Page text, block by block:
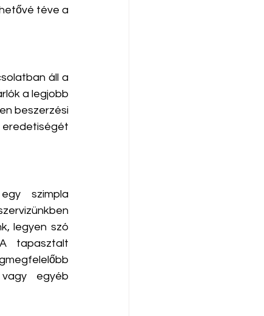
téve a
áll a
a legjobb
beszerzési
eredetiségét
szimpla
legyen szó
tapasztalt
egyéb